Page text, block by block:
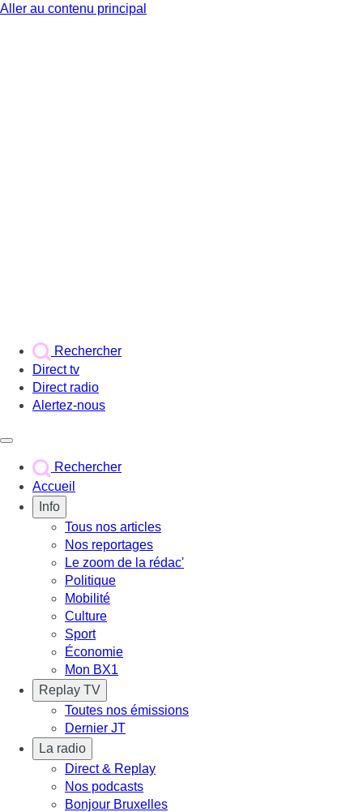
Aller au contenu principal
Rechercher
Direct tv
Direct radio
Alertez-nous
Rechercher
Accueil
Info
Tous nos articles
Nos reportages
Le zoom de la rédac'
Politique
Mobilité
Culture
Sport
Économie
Mon BX1
Replay TV
Toutes nos émissions
Dernier JT
La radio
Direct & Replay
Nos podcasts
Bonjour Bruxelles